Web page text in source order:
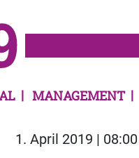
MANAGEMENT
1. April 2019 |